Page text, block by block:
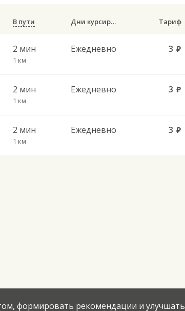
В пути Дни курсирования Тариф
2 мин
1 км
Ежедневно 3 руб.
2 мин
1 км
Ежедневно 3 руб.
2 мин
1 км
Ежедневно 3 руб.
формировать рекомендации и улучшать